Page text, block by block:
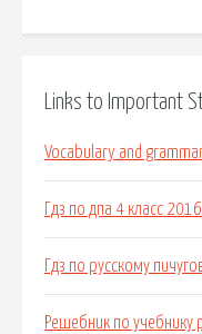
Links to Important
Vocabulary and
Гдз по дпа 4 класс
Гдз по русскому
Решебник по учебнику